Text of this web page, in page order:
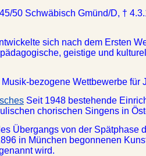
50 Schwäbisch Gmünd/D, †
sich nach dem Ersten
geistige und
Musik-bezogene Wettbewerbe für
Seit 1948 bestehende
chorischen Singens in
Übergangs von der Spätphase
in München begonnenen
wird.